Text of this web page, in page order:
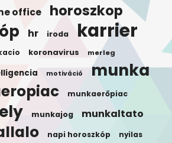
office horoszkop
hr iroda karrier
koronavirus merleg
motiváció munka
munkaerőpiac
munkajog munkaltato
napi horoszkóp nyilas